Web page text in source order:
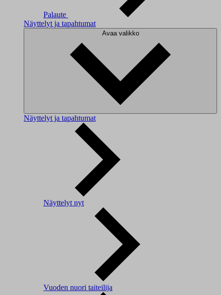
Palaute
Näyttelyt ja tapahtumat
Avaa valikko
Näyttelyt ja tapahtumat
Näyttelyt nyt
Vuoden nuori taiteilija